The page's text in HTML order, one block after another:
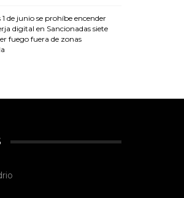
de junio se prohíbe encender
digital en Sancionadas siete
fuego fuera de zonas